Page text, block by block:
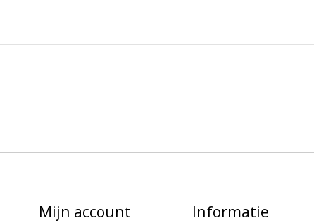
Mijn account Informatie